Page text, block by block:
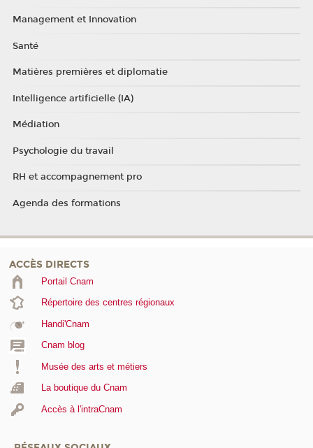
Management et Innovation
Santé
Matières premières et diplomatie
Intelligence artificielle (IA)
Médiation
Psychologie du travail
RH et accompagnement pro
Agenda des formations
ACCÈS DIRECTS
Portail Cnam
Répertoire des centres régionaux
Handi'Cnam
Cnam blog
Musée des arts et métiers
La boutique du Cnam
Accès à l'intraCnam